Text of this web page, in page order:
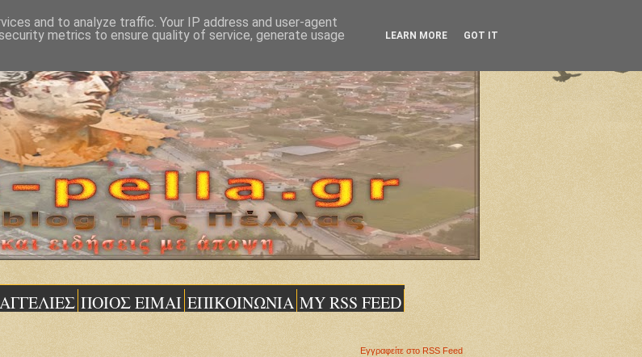
ΑΓΓΕΛΙΕΣ ΠΟΙΟΣ ΕΙΜΑΙ ΕΠΙΚΟΙΝΩΝΙΑ MY RSS FEED
Εγγραφείτε στο RSS Feed
and to analyze traffic. Your IP address and user-agent
metrics to ensure quality of service, generate usage
LEARN MORE GOT IT